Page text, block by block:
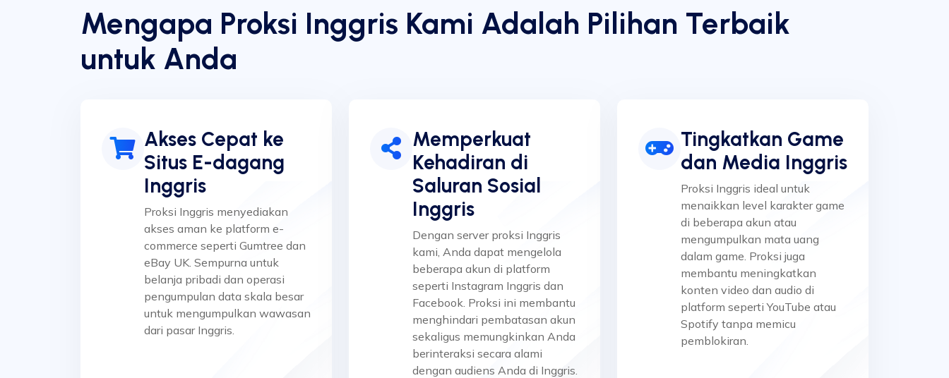
Mengapa Proksi Inggris Kami Adalah Pilihan Terbaik
untuk Anda
Akses Cepat ke
Situs E-dagang
Inggris
Proksi Inggris menyediakan
akses aman ke platform e-
commerce seperti Gumtree dan
eBay UK. Sempurna untuk
belanja pribadi dan operasi
pengumpulan data skala besar
untuk mengumpulkan wawasan
dari pasar Inggris.
Memperkuat
Kehadiran di
Saluran Sosial
Inggris
Dengan server proksi Inggris
kami, Anda dapat mengelola
beberapa akun di platform
seperti Instagram Inggris dan
Facebook. Proksi ini membantu
menghindari pembatasan akun
sekaligus memungkinkan Anda
berinteraksi secara alami
dengan audiens Anda di Inggris.
Tingkatkan Game
dan Media Inggris
Proksi Inggris ideal untuk
menaikkan level karakter game
di beberapa akun atau
mengumpulkan mata uang
dalam game. Proksi juga
membantu meningkatkan
konten video dan audio di
platform seperti YouTube atau
Spotify tanpa memicu
pemblokiran.